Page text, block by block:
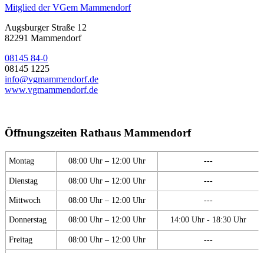
Mitglied der VGem Mammendorf
Augsburger Straße 12
82291 Mammendorf
08145 84-0
08145 1225
info@vgmammendorf.de
www.vgmammendorf.de
Öffnungszeiten Rathaus Mammendorf
Montag 08:00 Uhr – 12:00 Uhr ---
Dienstag 08:00 Uhr – 12:00 Uhr ---
Mittwoch 08:00 Uhr – 12:00 Uhr ---
Donnerstag 08:00 Uhr – 12:00 Uhr 14:00 Uhr - 18:30 Uhr
Freitag 08:00 Uhr – 12:00 Uhr ---